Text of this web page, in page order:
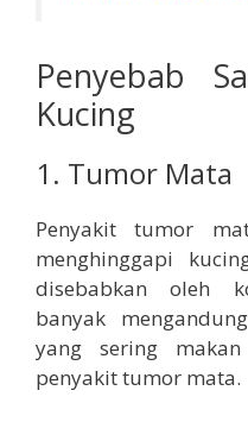
Penyebab
Kucing
1. Tumor Mata
Penyakit tumor
menghinggapi
disebabkan oleh
banyak
yang sering
penyakit tumor mata.